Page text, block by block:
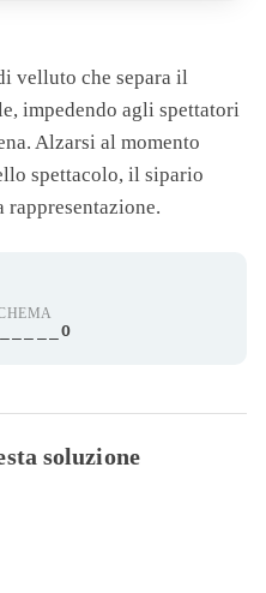
velluto che separa il
impedendo agli spettatori
Alzarsi al momento
spettacolo, il sipario
soluzione